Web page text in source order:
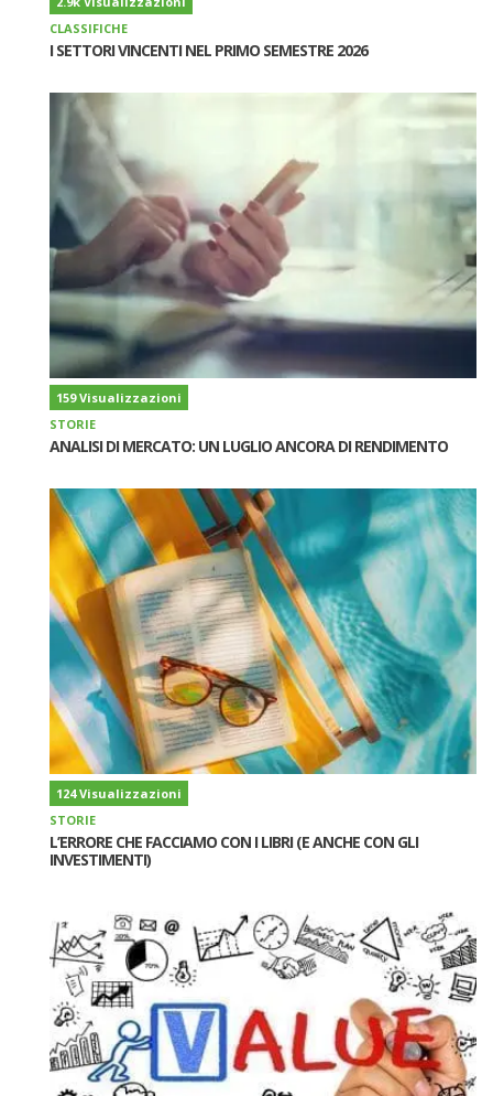
CLASSIFICHE
I SETTORI VINCENTI NEL PRIMO SEMESTRE 2026
159 Visualizzazioni
STORIE
ANALISI DI MERCATO: UN LUGLIO ANCORA DI RENDIMENTO
124 Visualizzazioni
STORIE
L’ERRORE CHE FACCIAMO CON I LIBRI (E ANCHE CON GLI
INVESTIMENTI)